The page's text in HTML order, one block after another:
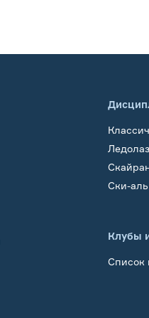
Ски-
Клубы
Список